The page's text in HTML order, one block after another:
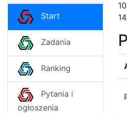
Start
Zadania
Ranking
Pytania i
ogłoszenia